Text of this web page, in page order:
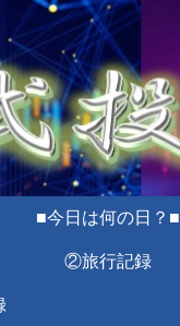
■今日は何の日？■
②旅行記録